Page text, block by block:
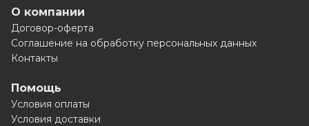
О компании
Договор-оферта
Соглашение на обработку персональных данных
Контакты
Помощь
Условия оплаты
Условия доставки